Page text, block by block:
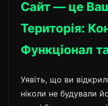
Сайт — це
Територія:
Функціонал
Уявіть, що ви
ніколи не будували